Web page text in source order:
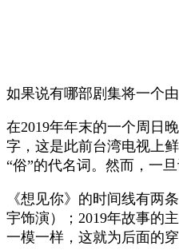
如果说有哪部剧集将一个
在2019年年末的一个周日
字，这是此前台湾电视上
“俗”的代名词。然而，一
《想见你》的时间线有两
宇饰演）；2019年故事的
一模一样，这就为后面的穿